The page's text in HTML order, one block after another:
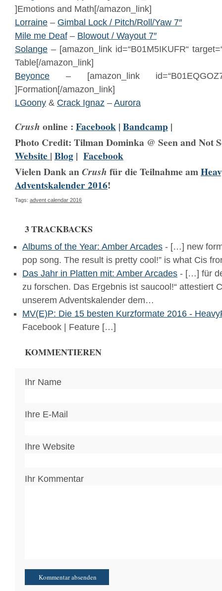
]Emotions and Math[/amazon_link]
Lorraine – Gimbal Lock / Pitch/Roll/Yaw 7″
Mile me Deaf – Blowout / Wayout 7″
Solange – [amazon_link id=“B01M5IKUFR“
Table[/amazon_link]
Beyonce – [amazon_link
]Formation[/amazon_link]
LGoony & Crack Ignaz – Aurora
Crush online : Facebook | Bandcamp |
Photo Credit: Tilman Dominka @ Seen and Not
Website | Blog | Facebook
Vielen Dank anCrush für die Teilnahme am
Adventskalender 2016!
Tags: advent calendar 2016
3 TRACKBACKS
Albums of the Year: Amber Arcades - […] new
pop song. The result is pretty cool!” is what Cis
Das Jahr in Platten mit: Amber Arcades - […] für
zu forschen. Das Ergebnis ist saucool!“ attestiert
unserem Adventskalender dem…
MV(E)P: Die 15 besten Kurzformate 2016 -
Facebook | Feature […]
KOMMENTIEREN
Ihr Name
Ihre E-Mail
Ihre Website
Ihr Kommentar